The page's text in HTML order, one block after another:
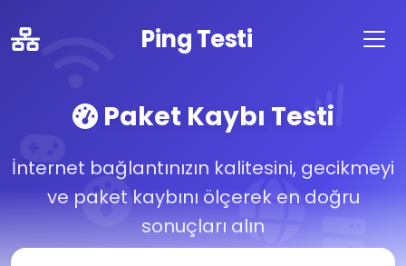
Ping Testi
Paket Kaybı Testi
İnternet bağlantınızın kalitesini, gecikmeyi
ve paket kaybını ölçerek en doğru
sonuçları alın